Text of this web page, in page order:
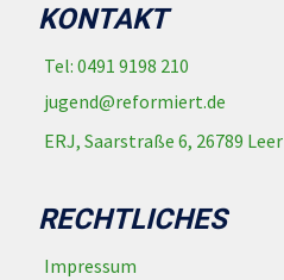
KONTAKT
Tel: 0491 9198 210
jugend@reformiert.de
ERJ, Saarstraße 6, 26789 Leer
RECHTLICHES
Impressum